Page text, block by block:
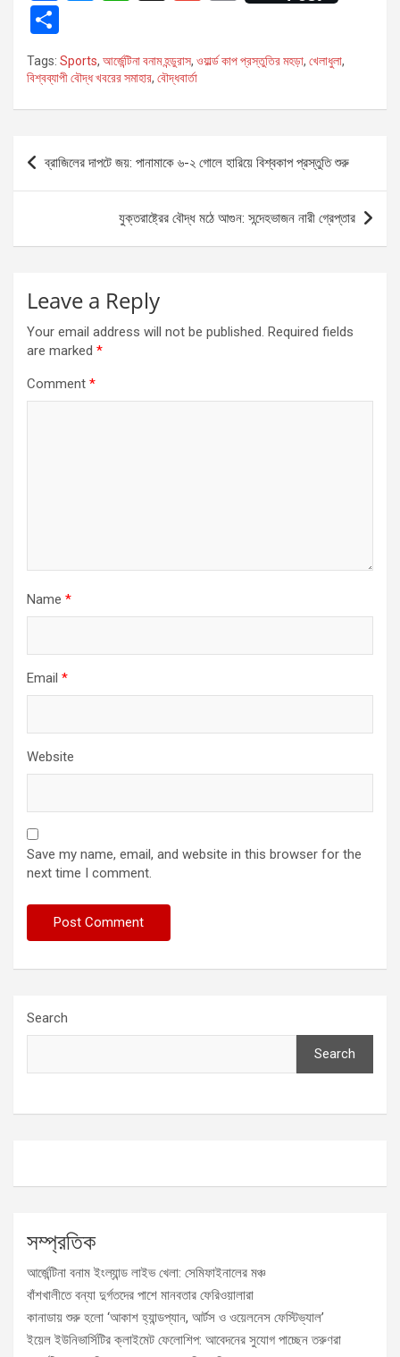
b
o
k
n
g
s
A
p
in
h
ar
e
Tags: Sports, আর্জেন্টিনা বনাম হন্ডুরাস, ওয়ার্ল্ড কাপ প্রস্তুতির মহড়া, খেলাধুলা,
বিশ্বব্যাপী বৌদ্ধ খবরের সমাহার, বৌদ্ধবার্তা
Post
navigation
ব্রাজিলের দাপটে জয়: পানামাকে ৬-২ গোলে হারিয়ে বিশ্বকাপ প্রস্তুতি শুরু
যুক্তরাষ্ট্রের বৌদ্ধ মঠে আগুন: সন্দেহভাজন নারী গ্রেপ্তার
Leave a Reply
Your email address will not be published. Required fields
are marked *
Comment *
Name *
Email *
Website
Save my name, email, and website in this browser for the
next time I comment.
Search
Search
সম্প্রতিক
আর্জেন্টিনা বনাম ইংল্যান্ড লাইভ খেলা: সেমিফাইনালের মঞ্চ
বাঁশখালীতে বন্যা দুর্গতদের পাশে মানবতার ফেরিওয়ালারা
কানাডায় শুরু হলো ‘আকাশ হ্যান্ডপ্যান, আর্টস ও ওয়েলনেস ফেস্টিভ্যাল’
ইয়েল ইউনিভার্সিটির ক্লাইমেট ফেলোশিপ: আবেদনের সুযোগ পাচ্ছেন তরুণরা